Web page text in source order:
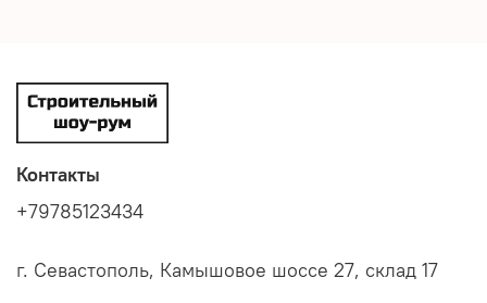
Контакты
+79785123434
г. Севастополь, Камышовое шоссе 27, склад 17